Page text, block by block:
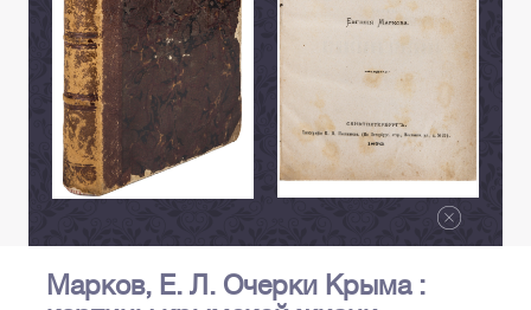
Марков, Е. Л. Очерки Крыма :